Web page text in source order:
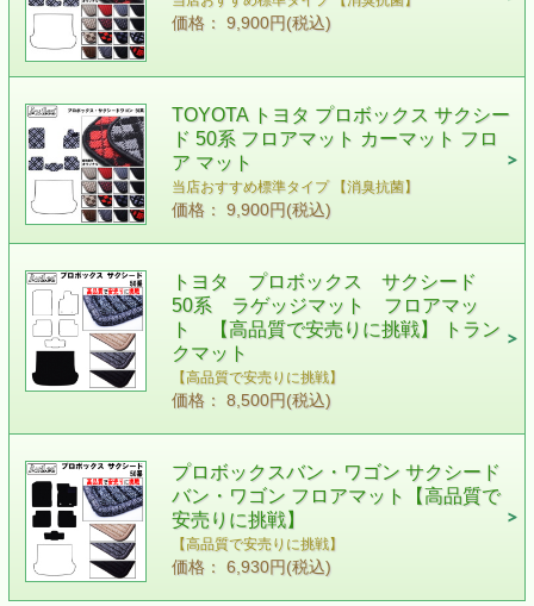
価格： 9,900円(税込)
TOYOTA トヨタ プロボックス サクシー
ド 50系 フロアマット カーマット フロ
ア マット
当店おすすめ標準タイプ 【消臭抗菌】
価格： 9,900円(税込)
トヨタ プロボックス サクシード
50系 ラゲッジマット フロアマッ
ト 【高品質で安売りに挑戦】 トラン
クマット
【高品質で安売りに挑戦】
価格： 8,500円(税込)
プロボックスバン・ワゴン サクシード
バン・ワゴン フロアマット【高品質で
安売りに挑戦】
【高品質で安売りに挑戦】
価格： 6,930円(税込)